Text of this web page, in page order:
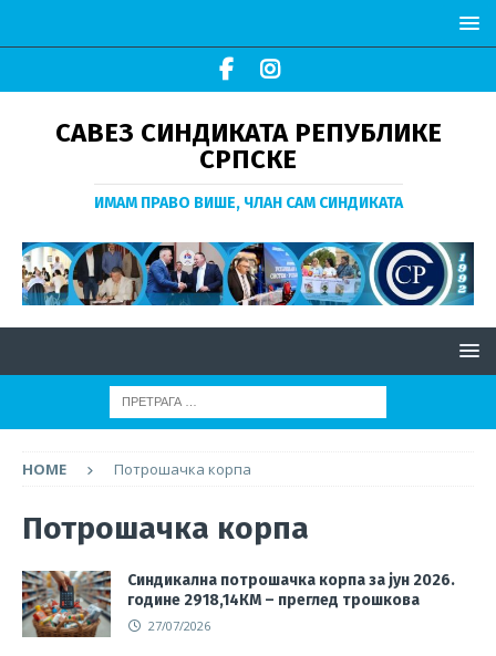
САВЕЗ СИНДИКАТА РЕПУБЛИКЕ
СРПСКЕ
ИМАМ ПРАВО ВИШЕ, ЧЛАН САМ СИНДИКАТА
HOME Потрошачка корпа
Потрошачка корпа
Синдикална потрошачка корпа за јун 2026.
године 2918,14КМ – преглед трошкова
27/07/2026